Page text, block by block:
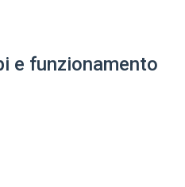
e funzionamento